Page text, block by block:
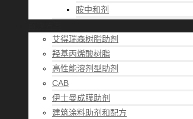
胺中和剂
艾得瑞森树脂助剂
羟基丙烯酸树脂
高性能溶剂型助剂
CAB
伊士曼成膜助剂
建筑涂料助剂和配方